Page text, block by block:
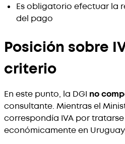
Es obligatorio efectuar la
del pago
Posición sobre
criterio
En este punto, la DGI no
consultante. Mientras el
correspondía IVA por
económicamente en